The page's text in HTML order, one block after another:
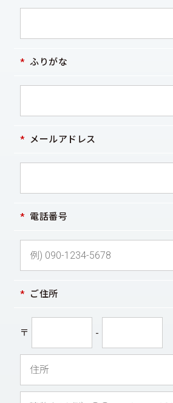
ふりがな
メールアドレス
電話番号
ご住所
〒 -